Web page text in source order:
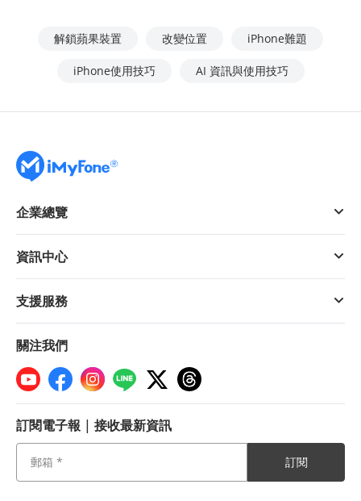
解鎖蘋果裝置 改變位置 iPhone難題
iPhone使用技巧 AI 資訊與使用技巧
企業總覽
資訊中心
支援服務
關注我們
訂閱電子報 | 接收最新資訊
訂閱